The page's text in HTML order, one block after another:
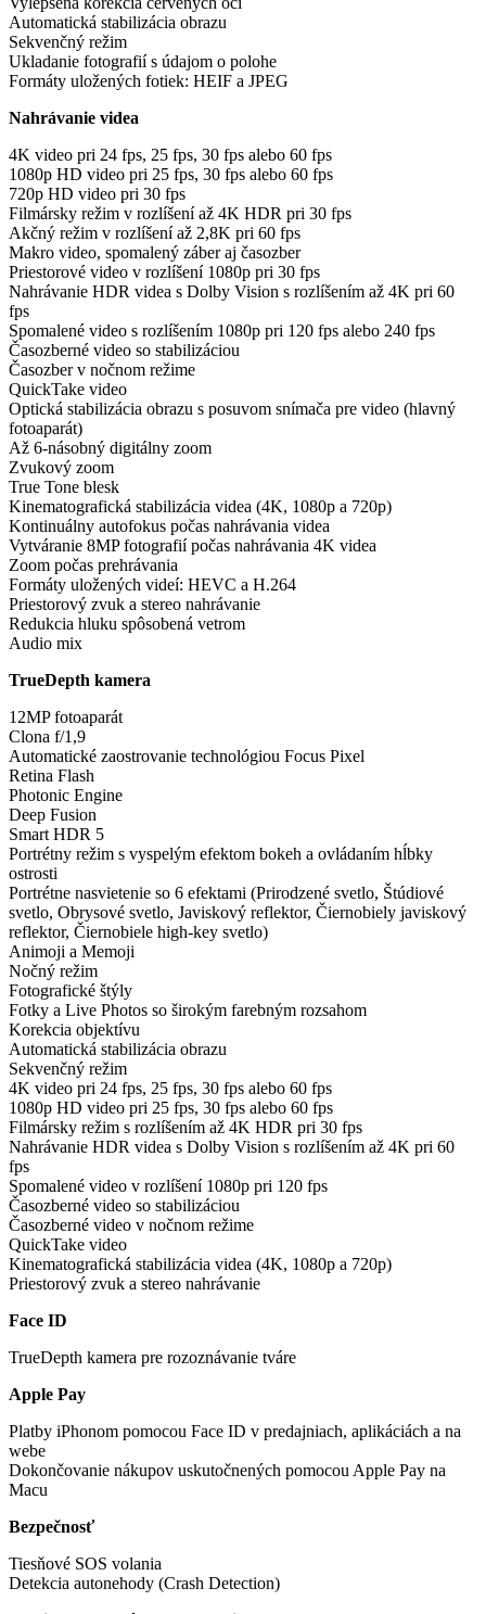
Automatická stabilizácia obrazu
Sekvenčný režim
Ukladanie fotografií s údajom o polohe
Formáty uložených fotiek: HEIF a JPEG
Nahrávanie videa
4K video pri 24 fps, 25 fps, 30 fps alebo 60 fps
1080p HD video pri 25 fps, 30 fps alebo 60 fps
720p HD video pri 30 fps
Filmársky režim v rozlíšení až 4K HDR pri 30 fps
Akčný režim v rozlíšení až 2,8K pri 60 fps
Makro video, spomalený záber aj časozber
Priestorové video v rozlíšení 1080p pri 30 fps
Nahrávanie HDR videa s Dolby Vision s rozlíšením až 4K pri 60
fps
Spomalené video s rozlíšením 1080p pri 120 fps alebo 240 fps
Časozberné video so stabilizáciou
Časozber v nočnom režime
QuickTake video
Optická stabilizácia obrazu s posuvom snímača pre video (hlavný
fotoaparát)
Až 6-násobný digitálny zoom
Zvukový zoom
True Tone blesk
Kinematografická stabilizácia videa (4K, 1080p a 720p)
Kontinuálny autofokus počas nahrávania videa
Vytváranie 8MP fotografií počas nahrávania 4K videa
Zoom počas prehrávania
Formáty uložených videí: HEVC a H.264
Priestorový zvuk a stereo nahrávanie
Redukcia hluku spôsobená vetrom
Audio mix
TrueDepth kamera
12MP fotoaparát
Clona f/1,9
Automatické zaostrovanie technológiou Focus Pixel
Retina Flash
Photonic Engine
Deep Fusion
Smart HDR 5
Portrétny režim s vyspelým efektom bokeh a ovládaním hĺbky
ostrosti
Portrétne nasvietenie so 6 efektami (Prirodzené svetlo, Štúdiové
svetlo, Obrysové svetlo, Javiskový reflektor, Čiernobiely javiskový
reflektor, Čiernobiele high-key svetlo)
Animoji a Memoji
Nočný režim
Fotografické štýly
Fotky a Live Photos so širokým farebným rozsahom
Korekcia objektívu
Automatická stabilizácia obrazu
Sekvenčný režim
4K video pri 24 fps, 25 fps, 30 fps alebo 60 fps
1080p HD video pri 25 fps, 30 fps alebo 60 fps
Filmársky režim s rozlíšením až 4K HDR pri 30 fps
Nahrávanie HDR videa s Dolby Vision s rozlíšením až 4K pri 60
fps
Spomalené video v rozlíšení 1080p pri 120 fps
Časozberné video so stabilizáciou
Časozberné video v nočnom režime
QuickTake video
Kinematografická stabilizácia videa (4K, 1080p a 720p)
Priestorový zvuk a stereo nahrávanie
Face ID
TrueDepth kamera pre rozoznávanie tváre
Apple Pay
Platby iPhonom pomocou Face ID v predajniach, aplikáciách a na
webe
Dokončovanie nákupov uskutočnených pomocou Apple Pay na
Macu
Bezpečnosť
Tiesňové SOS volania
Detekcia autonehody (Crash Detection)